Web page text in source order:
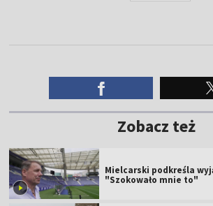
Zobacz też
Mielcarski podkreśla
"Szokowało mnie to"